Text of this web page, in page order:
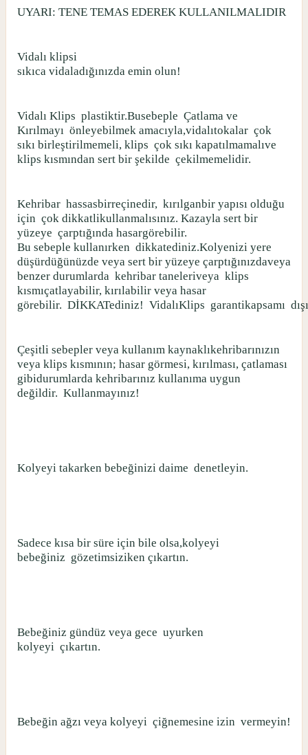
UYARI: TENE TEMAS EDEREK KULLANILMALIDIR
Vidalı klipsi
sıkıca vidaladığınızda emin olun!
Vidalı Klips plastiktir.Busebeple Çatlama ve
Kırılmayı önleyebilmek amacıyla,vidalıtokalar çok
sıkı birleştirilmemeli, klips çok sıkı kapatılmamalıve
klips kısmından sert bir şekilde çekilmemelidir.
Kehribar hassasbirreçinedir, kırılganbir yapısı olduğu
için çok dikkatlikullanmalısınız. Kazayla sert bir
yüzeye çarptığında hasargörebilir.
Bu sebeple kullanırken dikkatediniz.Kolyenizi yere
düşürdüğünüzde veya sert bir yüzeye çarptığınızdaveya
benzer durumlarda kehribar taneleriveya klips
kısmıçatlayabilir, kırılabilir veya hasar
görebilir. DİKKATediniz! VidalıKlips garantikapsamı
Çeşitli sebepler veya kullanım kaynaklıkehribarınızın
veya klips kısmının; hasar görmesi, kırılması, çatlaması
gibidurumlarda kehribarınız kullanıma uygun
değildir. Kullanmayınız!
Kolyeyi takarken bebeğinizi daime denetleyin.
Sadece kısa bir süre için bile olsa,kolyeyi
bebeğiniz gözetimsiziken çıkartın.
Bebeğiniz gündüz veya gece uyurken
kolyeyi çıkartın.
Bebeğin ağzı veya kolyeyi çiğnemesine izin vermeyin!